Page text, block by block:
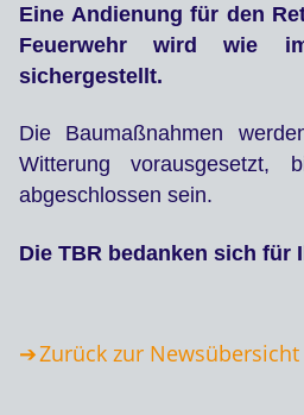
Eine Andienung für den
Feuerwehr wird wie
sichergestellt.
Die Baumaßnahmen
Witterung vorausgesetzt,
abgeschlossen sein.
Die TBR bedanken sich für
Zurück zur Newsübersicht